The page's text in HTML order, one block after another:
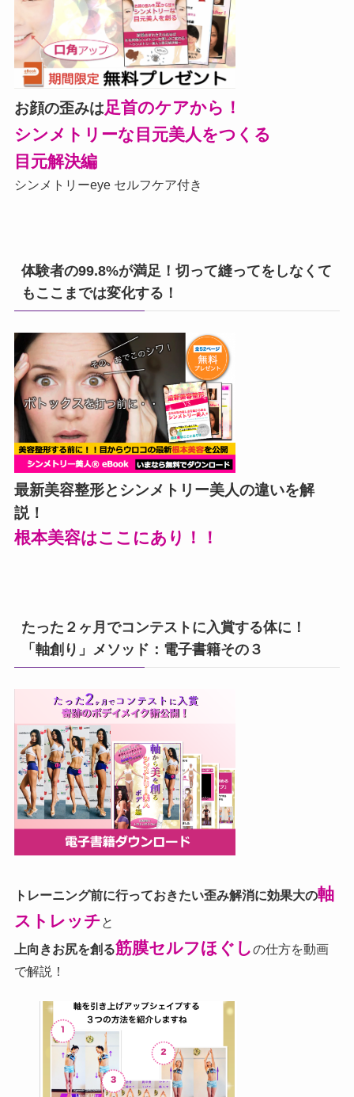
お顔の歪みは足首のケアから！
シンメトリーな目元美人をつくる
目元解決編
シンメトリーeye セルフケア付き
体験者の99.8%が満足！切って縫ってをしなくて
もここまでは変化する！
最新美容整形とシンメトリー美人の違いを解
説！
根本美容はここにあり！！
たった２ヶ月でコンテストに入賞する体に！
「軸創り」メソッド：電子書籍その３
トレーニング前に行っておきたい歪み解消に効果大の軸
ストレッチ と
上向きお尻を創る筋膜セルフほぐしの仕方を動画
で解説！